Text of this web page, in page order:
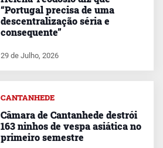
“Portugal precisa de uma
descentralização séria e
consequente”
29 de Julho, 2026
CANTANHEDE
Câmara de Cantanhede destrói
163 ninhos de vespa asiática no
primeiro semestre